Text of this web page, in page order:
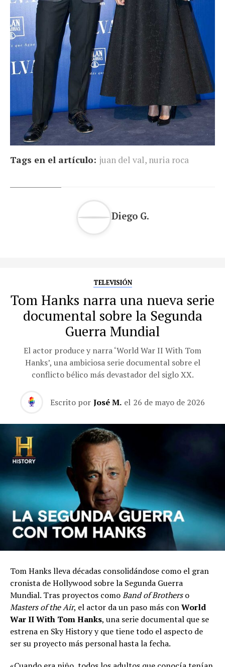
Tags en el artículo: juan del val, nuria roca
Diego G.
TELEVISIÓN
Tom Hanks narra una nueva serie
documental sobre la Segunda
Guerra Mundial
El actor produce y narra ‘World War II With Tom
Hanks’, una ambiciosa serie documental sobre el
conflicto bélico más devastador del siglo XX.
Escrito por José M. el 26 de mayo de 2026
Tom Hanks lleva décadas consolidándose como el gran
cronista de Hollywood sobre la Segunda Guerra
Mundial. Tras proyectos comoBand of Brotherso
Masters of the Air, el actor da un paso más conWorld
War II With Tom Hanks, una serie documental que se
estrena en Sky History y que tiene todo el aspecto de
ser su proyecto más personal hasta la fecha.